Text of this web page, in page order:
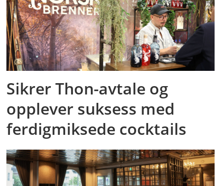
Sikrer Thon-avtale og
opplever suksess med
ferdigmiksede cocktails